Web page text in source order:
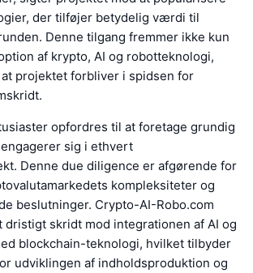
der tilføjer betydelig værdi til
Denne tilgang fremmer ikke kun
af krypto, AI og robotteknologi,
projektet forbliver i spidsen for
opfordres til at foretage grundig
sig i ethvert
Denne due diligence er afgørende for
kompleksiteter og
beslutninger. Crypto-AI-Robo.com
skridt mod integrationen af AI og
blockchain-teknologi, hvilket tilbyder
udviklingen af indholdsproduktion og